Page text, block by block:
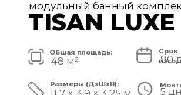
АРХИТЕКТУРА И ЭКСТЕРЬЕР